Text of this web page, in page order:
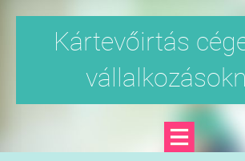
Kártevőirtás